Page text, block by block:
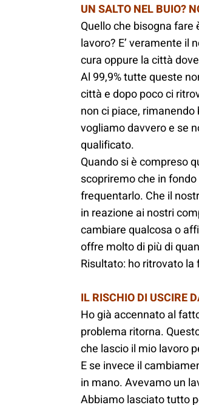
UN SALTO NEL BUIO?
Quello che bisogna fare
lavoro? E’ veramente il
cura oppure la città
Al 99,9% tutte queste
città e dopo poco ci
non ci piace,
vogliamo davvero e se
qualificato.
Quando si è compreso
scopriremo che in
frequentarlo. Che il
in reazione ai nostri
cambiare qualcosa o
offre molto di più di
Risultato: ho ritrovato la
IL RISCHIO DI USCIRE
Ho già accennato al
problema ritorna.
che lascio il mio lavoro
E se invece il
in mano. Avevamo un
Abbiamo lasciato tutto